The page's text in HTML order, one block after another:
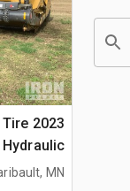
Tire
Hydraulic جراف ساحب
MN